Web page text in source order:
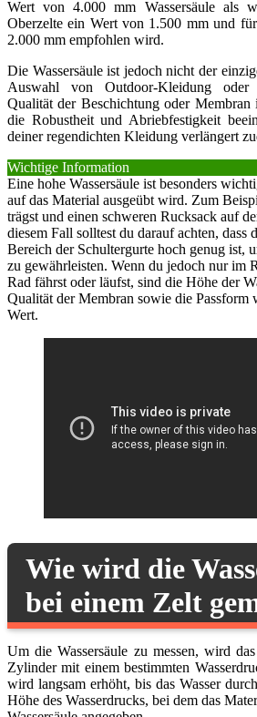
Wert von 4.000 mm Wassersäule als
Oberzelte ein Wert von 1.500 mm und
2.000 mm empfohlen wird.
Die Wassersäule ist jedoch nicht der
Auswahl von Outdoor-Kleidung
Qualität der Beschichtung oder Membran
die Robustheit und Abriebfestigkeit
deiner regendichten Kleidung verlängert
Wichtige Information
Eine hohe Wassersäule ist besonders
auf das Material ausgeübt wird. Zum
trägst und einen schweren Rucksack auf
diesem Fall solltest du darauf achten, dass
Bereich der Schultergurte hoch genug ist,
zu gewährleisten. Wenn du jedoch nur im
Rad fährst oder läufst, sind die Höhe der
Qualität der Membran sowie die Passform
Wert.
Wie wird die
bei einem Zelt
Um die Wassersäule zu messen, wird
Zylinder mit einem bestimmten
wird langsam erhöht, bis das Wasser
Höhe des Wasserdrucks, bei dem das